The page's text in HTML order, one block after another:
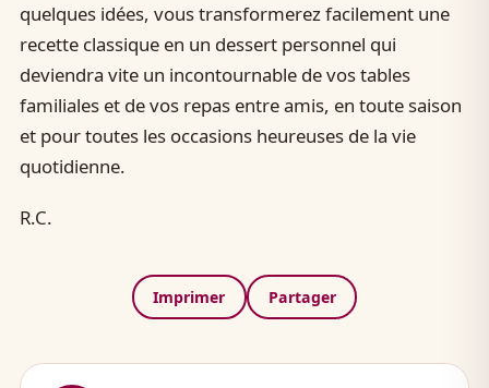
quelques idées, vous transformerez facilement une
recette classique en un dessert personnel qui
deviendra vite un incontournable de vos tables
familiales et de vos repas entre amis, en toute saison
et pour toutes les occasions heureuses de la vie
quotidienne.
R.C.
Imprimer Partager